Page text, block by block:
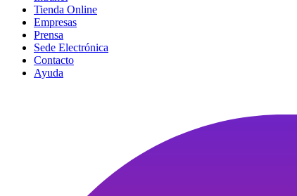
Tienda Online
Empresas
Prensa
Sede Electrónica
Contacto
Ayuda